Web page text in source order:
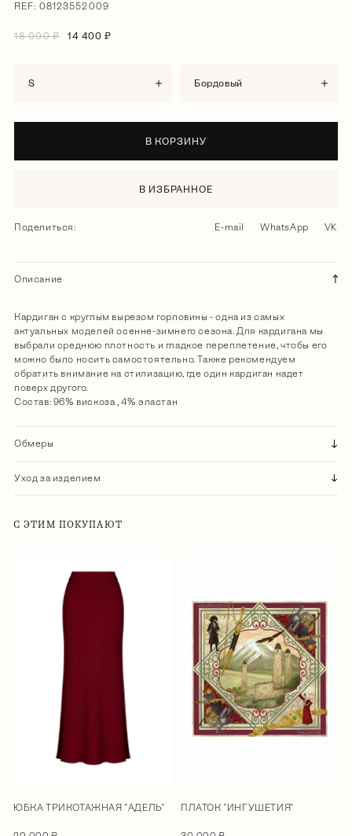
REF: 08123552009
18 000 ₽ 14 400 ₽
S бордовый
В КОРЗИНУ
В ИЗБРАННОЕ
Поделиться: E-mail WhatsApp VK
Описание
Кардиган с круглым вырезом горловины - одна из самых
актуальных моделей осенне-зимнего сезона. Для кардигана мы
выбрали среднюю плотность и гладкое переплетение, чтобы его
можно было носить самостоятельно. Также рекомендуем
обратить внимание на стилизацию, где один кардиган надет
поверх другого.
Состав: 96% вискоза , 4% эластан
Обмеры
Уход за изделием
С ЭТИМ ПОКУПАЮТ
ЮБКА ТРИКОТАЖНАЯ "АДЕЛЬ" ПЛАТОК "ИНГУШЕТИЯ"